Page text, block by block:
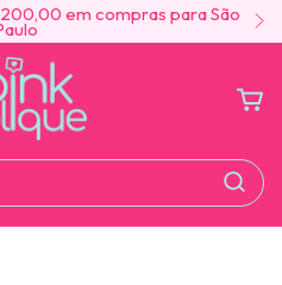
em compras para São